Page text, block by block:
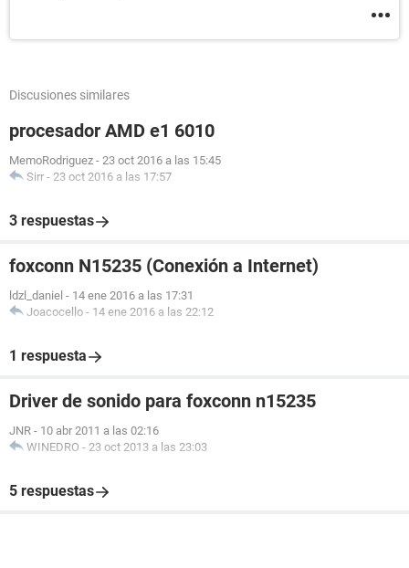
Discusiones similares
procesador AMD e1 6010
MemoRodriguez - 23 oct 2016 a las 15:45
Sirr - 23 oct 2016 a las 17:57
3 respuestas
foxconn N15235 (Conexión a Internet)
ldzl_daniel - 14 ene 2016 a las 17:31
Joacocello - 14 ene 2016 a las 22:12
1 respuesta
Driver de sonido para foxconn n15235
JNR - 10 abr 2011 a las 02:16
WINEDRO - 23 oct 2013 a las 23:03
5 respuestas